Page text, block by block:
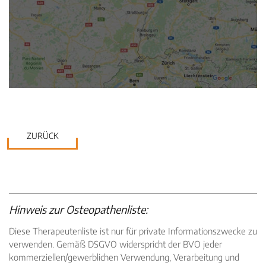
ZURÜCK
Hinweis zur Osteopathenliste:
Diese Therapeutenliste ist nur für private Informationszwecke zu
verwenden. Gemäß DSGVO widerspricht der BVO jeder
kommerziellen/gewerblichen Verwendung, Verarbeitung und